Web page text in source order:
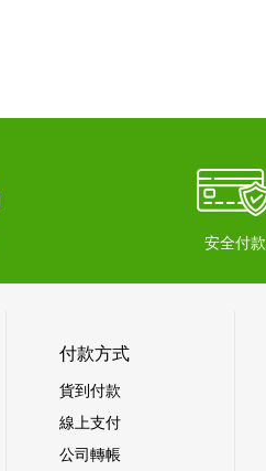
安全付款
付款方式
貨到付款
線上支付
公司轉帳